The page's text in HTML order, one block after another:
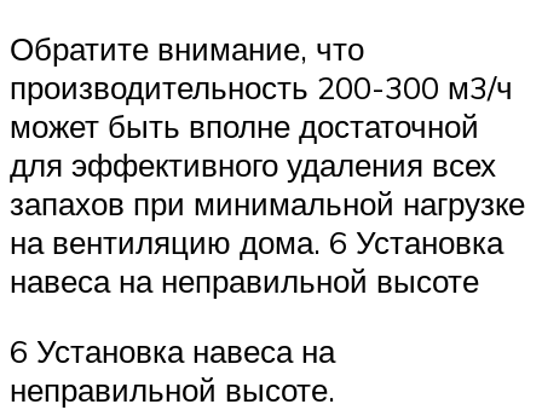
Обратите внимание, что
производительность 200-300 м3/ч
может быть вполне достаточной
для эффективного удаления всех
запахов при минимальной нагрузке
на вентиляцию дома. 6 Установка
навеса на неправильной высоте
6 Установка навеса на
неправильной высоте.